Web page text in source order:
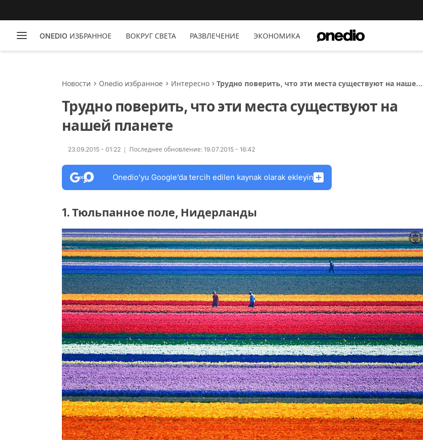
ONEDIO ИЗБРАННОЕ ВОКРУГ СВЕТА РАЗВЛЕЧЕНИЕ ЭКОНОМИКА
Новости Onedio избранное Интересно
Трудно поверить, что эти места существуют на нашей
Трудно поверить, что эти места существуют на
нашей планете
23.09.2015 - 01:22 Последнее обновление: 19.07.2015 - 16:42
Onedio’yu Google’da tercih edilen kaynak olarak ekleyin
1. Тюльпанное поле, Нидерланды